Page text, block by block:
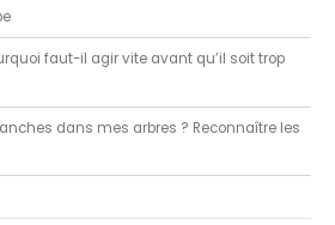
faut-il agir vite avant qu’il soit trop
dans mes arbres ? Reconnaître les